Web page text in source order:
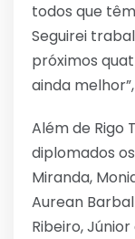
todos que
Seguirei
próximos
ainda
Além de Rigo
diplomados
Miranda,
Aurean
Ribeiro,